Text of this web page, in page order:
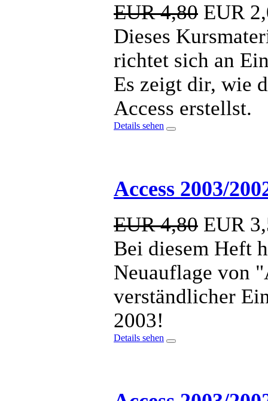
EUR 4,80 EUR
Dieses
richtet sich an
Es zeigt dir, wie
Access erstellst.
Details sehen
Access 2003/
EUR 4,80 EUR
Bei diesem Heft
Neuauflage von
verständlicher
2003!
Details sehen